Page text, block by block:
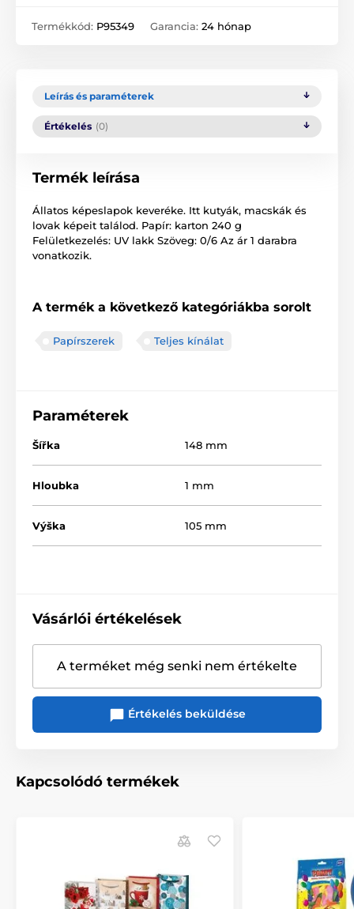
Termékkód: P95349 Garancia: 24 hónap
Leírás és paraméterek
Értékelés (0)
Termék leírása
Állatos képeslapok keveréke. Itt kutyák, macskák és
lovak képeit találod. Papír: karton 240 g
Felületkezelés: UV lakk Szöveg: 0/6 Az ár 1 darabra
vonatkozik.
A termék a következő kategóriákba sorolt
Papírszerek Teljes kínálat
Paraméterek
Šířka 148 mm
Hloubka 1 mm
Výška 105 mm
Vásárlói értékelések
A terméket még senki nem értékelte
Értékelés beküldése
Kapcsolódó termékek